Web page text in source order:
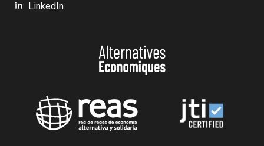
LinkedIn